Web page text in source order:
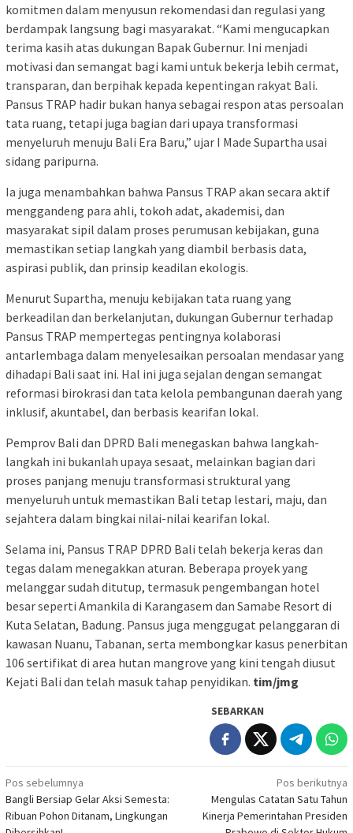
komitmen dalam menyusun rekomendasi dan regulasi yang
berdampak langsung bagi masyarakat. “Kami mengucapkan
terima kasih atas dukungan Bapak Gubernur. Ini menjadi
motivasi dan semangat bagi kami untuk bekerja lebih cermat,
transparan, dan berpihak kepada kepentingan rakyat Bali.
Pansus TRAP hadir bukan hanya sebagai respon atas persoalan
tata ruang, tetapi juga bagian dari upaya transformasi
menyeluruh menuju Bali Era Baru,” ujar I Made Supartha usai
sidang paripurna.
Ia juga menambahkan bahwa Pansus TRAP akan secara aktif
menggandeng para ahli, tokoh adat, akademisi, dan
masyarakat sipil dalam proses perumusan kebijakan, guna
memastikan setiap langkah yang diambil berbasis data,
aspirasi publik, dan prinsip keadilan ekologis.
Menurut Supartha, menuju kebijakan tata ruang yang
berkeadilan dan berkelanjutan, dukungan Gubernur terhadap
Pansus TRAP mempertegas pentingnya kolaborasi
antarlembaga dalam menyelesaikan persoalan mendasar yang
dihadapi Bali saat ini. Hal ini juga sejalan dengan semangat
reformasi birokrasi dan tata kelola pembangunan daerah yang
inklusif, akuntabel, dan berbasis kearifan lokal.
Pemprov Bali dan DPRD Bali menegaskan bahwa langkah-
langkah ini bukanlah upaya sesaat, melainkan bagian dari
proses panjang menuju transformasi struktural yang
menyeluruh untuk memastikan Bali tetap lestari, maju, dan
sejahtera dalam bingkai nilai-nilai kearifan lokal.
Selama ini, Pansus TRAP DPRD Bali telah bekerja keras dan
tegas dalam menegakkan aturan. Beberapa proyek yang
melanggar sudah ditutup, termasuk pengembangan hotel
besar seperti Amankila di Karangasem dan Samabe Resort di
Kuta Selatan, Badung. Pansus juga menggugat pelanggaran di
kawasan Nuanu, Tabanan, serta membongkar kasus penerbitan
106 sertifikat di area hutan mangrove yang kini tengah diusut
Kejati Bali dan telah masuk tahap penyidikan. tim/jmg
SEBARKAN
Navigasi
pos
Pos sebelumnya
Bangli Bersiap Gelar Aksi Semesta:
Ribuan Pohon Ditanam, Lingkungan
Pos berikutnya
Mengulas Catatan Satu Tahun
Kinerja Pemerintahan Presiden